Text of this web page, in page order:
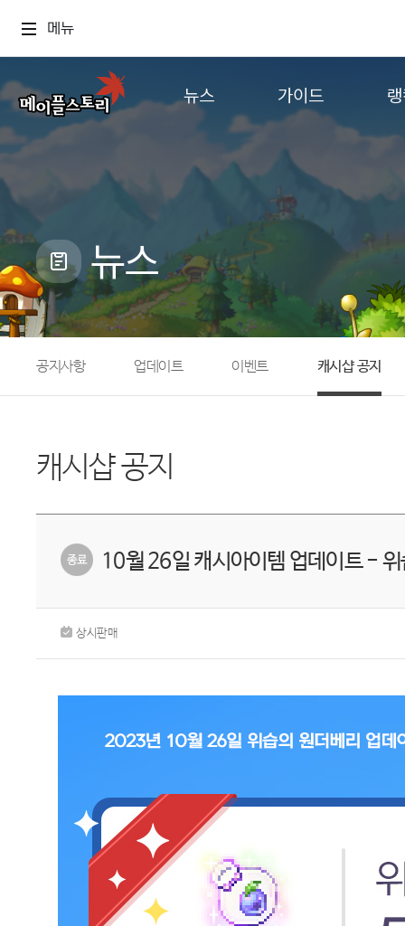
메뉴
뉴스
공지사항
업데이트
캐시샵 공지
메이플 알림판
with maple
가이드
게임정보
직업소개
확률형 아이템
NEXON NOW
뉴스
공지사항 업데이트 이벤트 캐시샵 공지
캐시샵 공지
10월 26일 캐시아이템 업데이트 -
상시판매